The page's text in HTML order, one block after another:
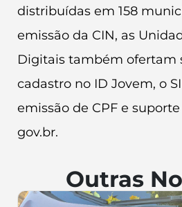
distribuídas em 158
emissão da CIN, as
Digitais também ofertam
cadastro no ID Jovem, o
emissão de CPF e
gov.br.
Outras